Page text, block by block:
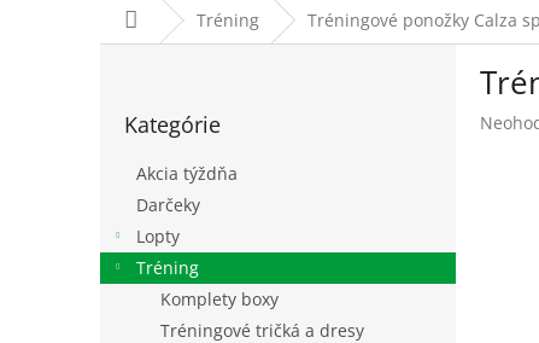
DomovTréning Tréningové ponožky Calza
kategórie
Kategórie
Akcia týždňa
Darčeky
Lopty
Tréning
Komplety boxy
Tréningové tričká a dresy